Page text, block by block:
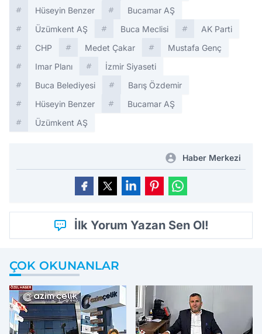
Hüseyin Benzer
Bucamar AŞ
Üzümkent AŞ
Buca Meclisi
AK Parti
CHP
Medet Çakar
Mustafa Genç
Imar Planı
İzmir Siyaseti
Buca Belediyesi
Barış Özdemir
Hüseyin Benzer
Bucamar AŞ
Üzümkent AŞ
Haber Merkezi
İlk Yorum Yazan Sen Ol!
ÇOK OKUNANLAR